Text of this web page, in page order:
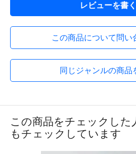
レビューを書く
この商品について問い
同じジャンルの商品
この商品をチェックした
もチェックしています